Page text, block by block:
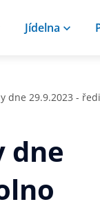
Jídelna
dne 29.9.2023 -
dne